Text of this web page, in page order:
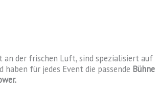
an der frischen Luft, sind spezialisiert auf
haben für jedes Event die passende Bühne